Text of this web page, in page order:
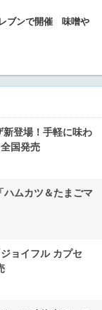
ブンで開催 味噌や
登場！手軽に味わ
国発売
ハムカツ＆たまごマ
ョイフル カプセ